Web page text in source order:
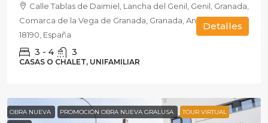
Calle Tablas de Daimiel, Lancha del Genil, Genil, Granada,
Comarca de la Vega de Granada, Granada, Andalucía,
18190, España
3 - 4 3
CASAS O CHALET, UNIFAMILIAR
Detalles
OBRA NUEVA PROMOCIÓN OBRA NUEVA GRALUSA
TOUR VIRTUAL